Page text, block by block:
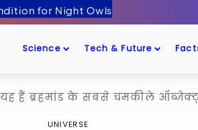
2 Mission Launch
Science Tech & Future
यह हैं ब्रहमांड के सबसे चमकीले
UNIVERSE